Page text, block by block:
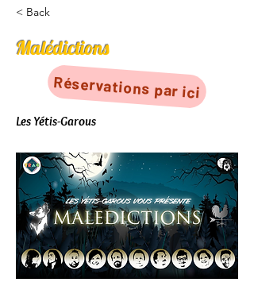
< Back
Malédictions
Réservations par ici
Les Yétis-Garous